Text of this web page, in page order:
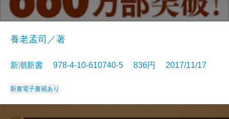
養老孟司／著
新潮新書 978-4-10-610740-5 836円 2017/11/17
新書電子書籍あり